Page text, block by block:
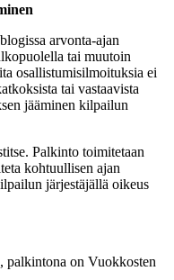
arvonta-ajan
tai muutoin
osallistumisilmoituksia ei
tai vastaavista
jääminen kilpailun
Palkinto toimitetaan
kohtuullisen ajan
järjestäjällä oikeus
palkintona on Vuokkosten